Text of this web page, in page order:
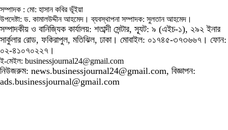
সম্পাদক : মো: হাসান কবির ভূঁইয়া
উপদেষ্টা: ড. কামালউদ্দীন আহমেদ। ব্যবস্থাপনা সম্পাদক: সুলতান আহমেদ।
সম্পাদকীয় ও বানিজ্যিক কার্যালয়: শতাব্দী সেন্টার, স্যূট: ৯ (এইচ-১), ২৯২ ইনার
সার্কুলার রোড, ফকিরাপুল, মতিঝিল, ঢাকা। মোবাইল: ০১৭৪৫-৩৭৩৬৬৭। ফোন:
০২-৪১০৭০২২৭।
ই-মেইল: businessjournal24@gmail.com
নিউজরুম: news.businessjournal24@gmail.com, বিজ্ঞাপন:
ads.businessjournal@gmail.com